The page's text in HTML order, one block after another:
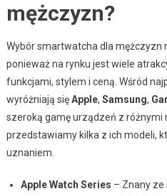
mężczyzn?
Wybór smartwatcha dla mężczyzn
ponieważ na rynku jest wiele
funkcjami, stylem i ceną. Wśród
wyróżniają sięApple, Samsung,
szeroką gamę urządzeń z różnymi
przedstawiamy kilka z ich modeli,
uznaniem.
Apple Watch Series – Znany ze